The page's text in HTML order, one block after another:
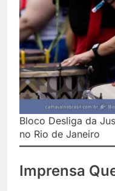
Bloco Desliga da
no Rio de Janeiro
Imprensa